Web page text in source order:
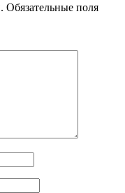
Обязательные поля